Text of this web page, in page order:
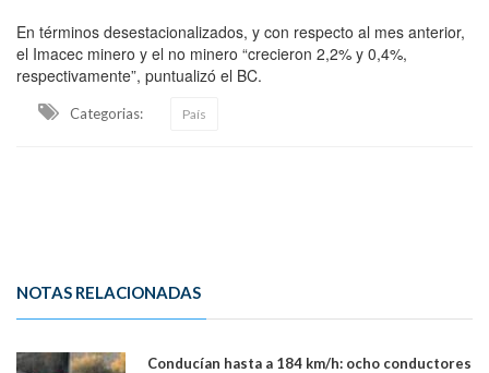
En términos desestacionalizados, y con respecto al mes anterior,
el Imacec minero y el no minero “crecieron 2,2% y 0,4%,
respectivamente”, puntualizó el BC.
Categorias: País
NOTAS RELACIONADAS
Conducían hasta a 184 km/h: ocho conductores